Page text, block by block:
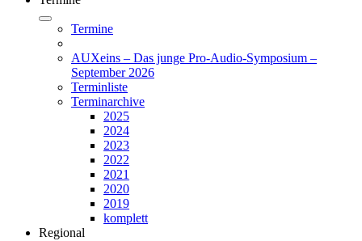
Termine
AUXeins – Das junge Pro-Audio-Symposium –
September 2026
Terminliste
Terminarchive
2025
2024
2023
2022
2021
2020
2019
komplett
Regional